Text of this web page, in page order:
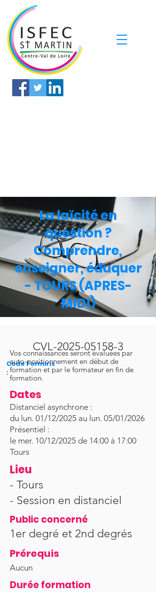
La laïcité en
question ?
Comprendre,
enseigner, éduquer
- TOURS (APRES-
MIDI)
CVL-2025-05158-3
Code Formiris
:
Vos connaissances seront évaluées par
auto-positionnement en début de
formation et par le formateur en fin de
formation.
Dates
Distanciel asynchrone :
du lun. 01/12/2025 au lun. 05/01/2026
Présentiel :
le mer. 10/12/2025 de 14:00 à 17:00
Tours
Lieu
- Tours
- Session en distanciel
Public concerné
1er degré et 2nd degrés
Prérequis
Aucun
Durée formation